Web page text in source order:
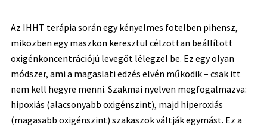
Az IHHT terápia során egy kényelmes fotelben pihensz,
miközben egy maszkon keresztül célzottan beállított
oxigénkoncentrációjú levegőt lélegzel be. Ez egy olyan
módszer, ami a magaslati edzés elvén működik – csak itt
nem kell hegyre menni. Szakmai nyelven megfogalmazva:
hipoxiás (alacsonyabb oxigénszint), majd hiperoxiás
(magasabb oxigénszint) szakaszok váltják egymást. Ez a